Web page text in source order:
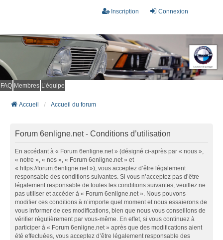
Connexion
Inscription
FAQ Membres L’équipe
Accueil Accueil du forum
Forum 6enligne.net - Conditions d’utilisation
En accédant à « Forum 6enligne.net » (désigné ci-après par « nous »,
« notre », « nos », « Forum 6enligne.net » et
« https://forum.6enligne.net »), vous acceptez d’être légalement
responsable des conditions suivantes. Si vous n’acceptez pas d’être
légalement responsable de toutes les conditions suivantes, veuillez ne
pas utiliser et accéder à « Forum 6enligne.net ». Nous pouvons
modifier ces conditions à n’importe quel moment et nous essaierons de
vous informer de ces modifications, bien que nous vous conseillons de
vérifier régulièrement par vous-même. En effet, si vous continuez à
participer à « Forum 6enligne.net » après que des modifications aient
été effectuées, vous acceptez d’être légalement responsable des